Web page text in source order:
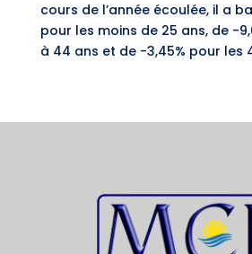
cours de l’année écoulée, il a
pour les moins de 25 ans, de -
à 44 ans et de -3,45% pour les